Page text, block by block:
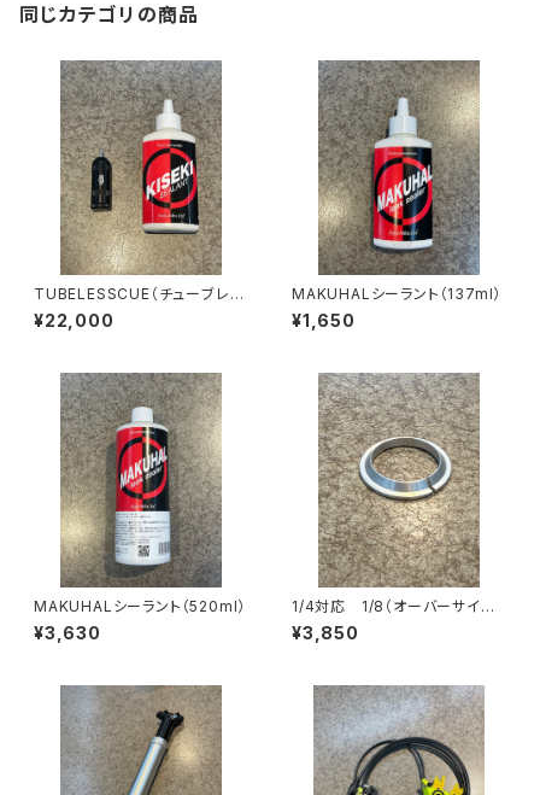
同じカテゴリの商品
TUBELESSCUE（チューブレス
パンク修理キット）
¥22,000
MAKUHALシーラント（137ml）
¥1,650
MAKUHALシーラント（520ml）
¥3,630
1/4対応 1/8（オーバーサイズ）
下玉押し
¥3,850